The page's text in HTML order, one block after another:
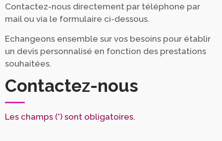
Contactez-nous directement par téléphone par
mail ou via le formulaire ci-dessous.
Echangeons ensemble sur vos besoins pour établir
un devis personnalisé en fonction des prestations
souhaitées.
Contactez-nous
Les champs (*) sont obligatoires.